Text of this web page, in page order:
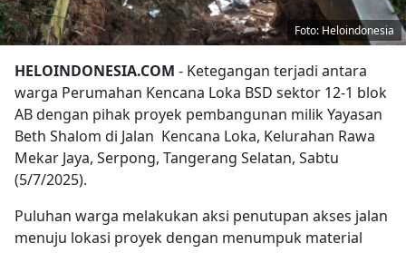
Foto: Heloindonesia
HELOINDONESIA.COM - Ketegangan terjadi antara
warga Perumahan Kencana Loka BSD sektor 12-1 blok
AB dengan pihak proyek pembangunan milik Yayasan
Beth Shalom di Jalan Kencana Loka, Kelurahan Rawa
Mekar Jaya, Serpong, Tangerang Selatan, Sabtu
(5/7/2025).
Puluhan warga melakukan aksi penutupan akses jalan
menuju lokasi proyek dengan menumpuk material